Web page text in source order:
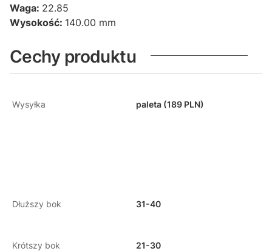
Waga: 22.85
Wysokość: 140.00 mm
Cechy produktu
Wysyłka paleta (189 PLN)
Dłuższy bok 31-40
Krótszy bok 21-30